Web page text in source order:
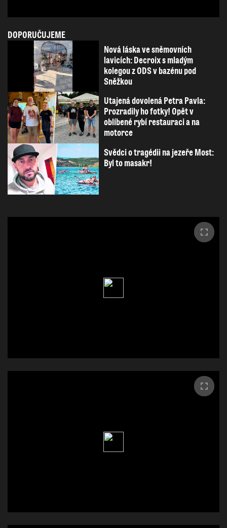
DOPORUČUJEME
Nová láska ve sněmovních
lavicích: Decroix s mladým
kolegou z ODS v bazénu pod
Sněžkou
Utajená dovolená Petra Pavla:
Prozradily ho fotky! Opět v
oblíbené rybí restauraci a na
motorce
Svědci o tragédii na jezeře Most:
Byl to masakr!